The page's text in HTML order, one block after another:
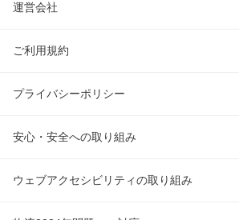
運営会社
ご利用規約
プライバシーポリシー
安心・安全への取り組み
ウェブアクセシビリティの取り組み